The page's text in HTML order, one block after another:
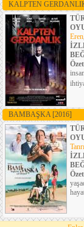
KALPTEN
Eren,
BAMBAŞKA [2016]